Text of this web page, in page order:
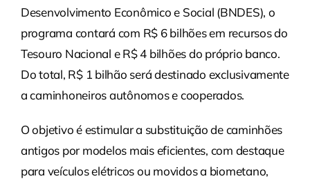
Desenvolvimento Econômico e Social (BNDES), o
programa contará com R$ 6 bilhões em recursos do
Tesouro Nacional e R$ 4 bilhões do próprio banco.
Do total, R$ 1 bilhão será destinado exclusivamente
a caminhoneiros autônomos e cooperados.
O objetivo é estimular a substituição de caminhões
antigos por modelos mais eficientes, com destaque
para veículos elétricos ou movidos a biometano,